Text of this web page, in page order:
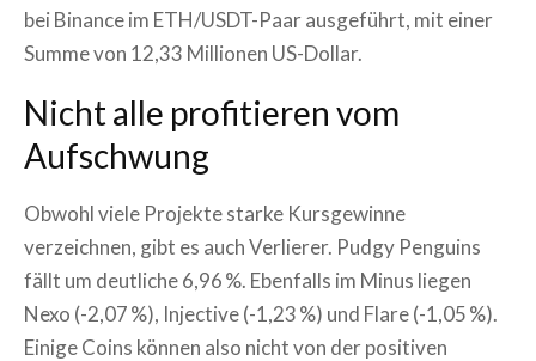
bei Binance im ETH/USDT-Paar ausgeführt, mit einer
Summe von 12,33 Millionen US-Dollar.
Nicht alle profitieren vom
Aufschwung
Obwohl viele Projekte starke Kursgewinne
verzeichnen, gibt es auch Verlierer. Pudgy Penguins
fällt um deutliche 6,96 %. Ebenfalls im Minus liegen
Nexo (-2,07 %), Injective (-1,23 %) und Flare (-1,05 %).
Einige Coins können also nicht von der positiven